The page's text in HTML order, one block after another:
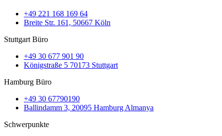
+49 221 168 169 64
Breite Str. 161, 50667 Köln
Stuttgart Büro
+49 30 677 901 90
Königstraße 5 70173 Stuttgart
Hamburg Büro
+49 30 67790190
Ballindamm 3, 20095 Hamburg Almanya
Schwerpunkte